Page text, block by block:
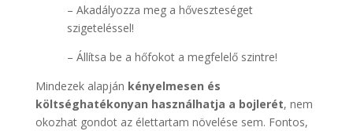
– Akadályozza meg a hőveszteséget
szigeteléssel!
– Állítsa be a hőfokot a megfelelő szintre!
Mindezek alapján kényelmesen és
költséghatékonyan használhatja a bojlerét, nem
okozhat gondot az élettartam növelése sem. Fontos,